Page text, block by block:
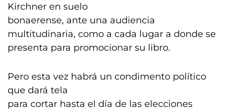
Kirchner en suelo
bonaerense, ante una audiencia
multitudinaria, como a cada lugar a donde se
presenta para promocionar su libro.
Pero esta vez habrá un condimento político
que dará tela
para cortar hasta el día de las elecciones